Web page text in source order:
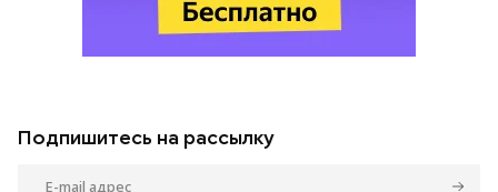
Подпишитесь на рассылку